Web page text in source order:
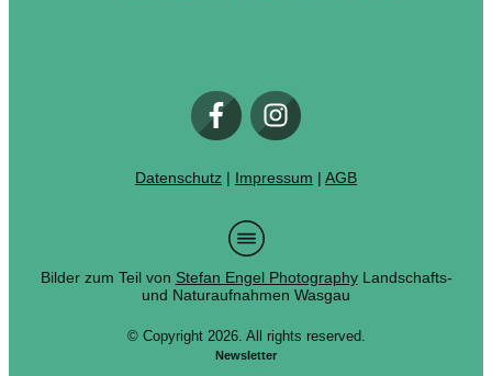
Datenschutz | Impressum | AGB
Bilder zum Teil von Stefan Engel PhotographyLandschafts-
und Naturaufnahmen Wasgau
© Copyright 2026. All rights reserved.
Newsletter